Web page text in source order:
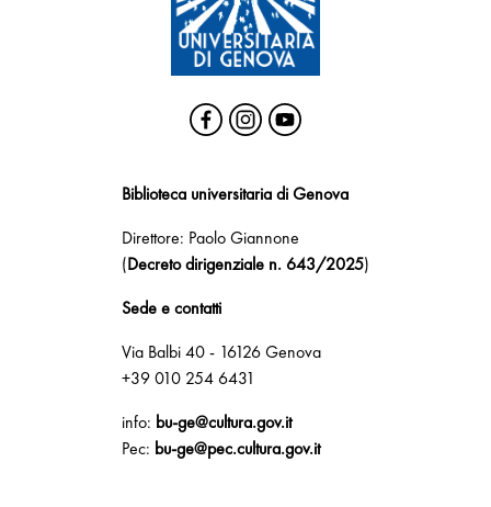
Biblioteca universitaria di Genova
Direttore: Paolo Giannone
(Decreto dirigenziale n. 643/2025)
Sede e contatti
Via Balbi 40 - 16126 Genova
+39 010 254 6431
info: bu-ge@cultura.gov.it
Pec: bu-ge@pec.cultura.gov.it